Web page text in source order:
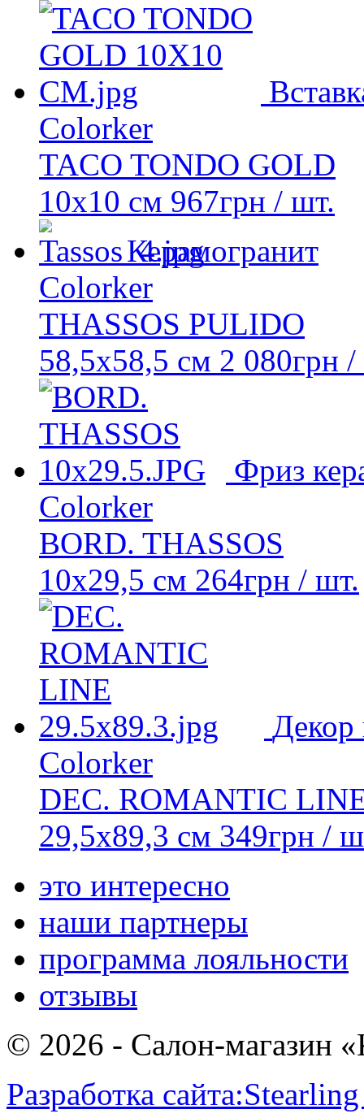
Colorker
TACO TONDO GOLD
10x10 см 967грн / шт.
Керамогранит
Colorker
THASSOS PULIDO
58,5x58,5 см 2 080грн /
Фриз
Colorker
BORD. THASSOS
10x29,5 см 264грн / шт.
Декор
Colorker
DEC. ROMANTIC
29,5x89,3 см 349грн /
это интересно
наши партнеры
программа лояльности
отзывы
© 2026 - Салон-магазин
Разработка сайта: